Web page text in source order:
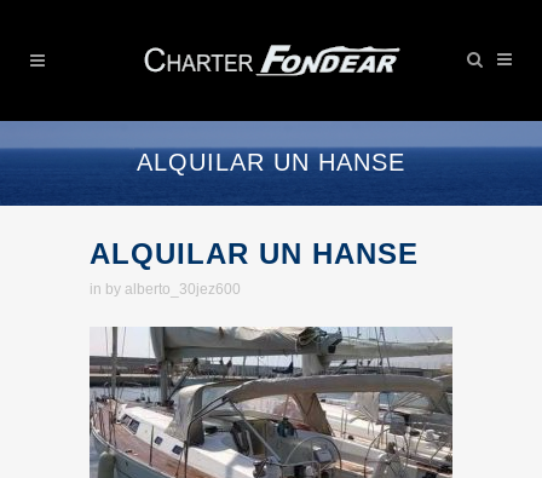
ALQUILAR UN HANSE
ALQUILAR UN HANSE
in by alberto_30jez600